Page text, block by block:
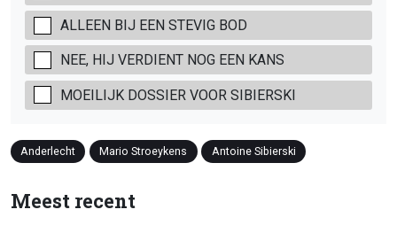
ALLEEN BIJ EEN STEVIG BOD
NEE, HIJ VERDIENT NOG EEN KANS
MOEILIJK DOSSIER VOOR SIBIERSKI
Anderlecht Mario Stroeykens Antoine Sibierski
Meest recent